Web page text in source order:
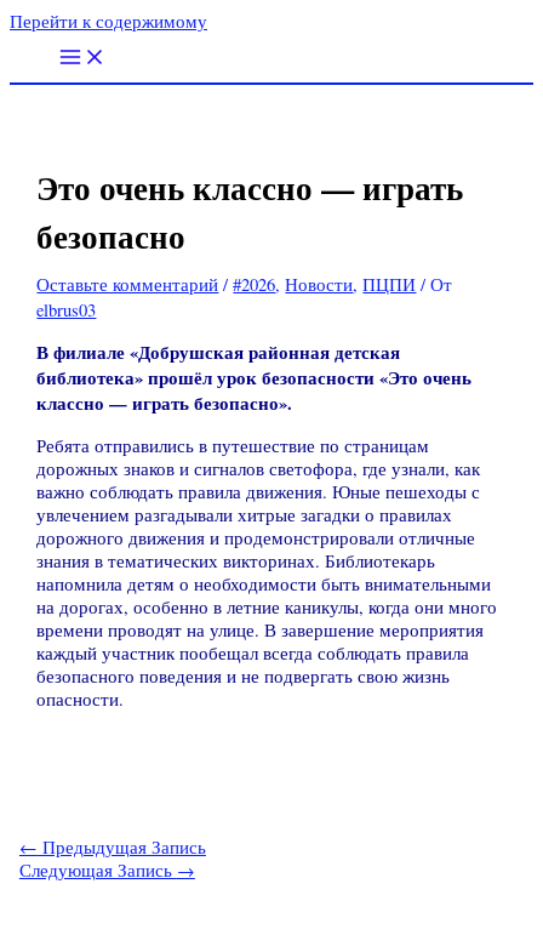
Перейти к содержимому
Это очень классно — играть
безопасно
Оставьте комментарий /#2026,Новости,ПЦПИ / От
elbrus03
В филиале «Добрушская районная детская
библиотека» прошёл урок безопасности «Это очень
классно — играть безопасно».
Ребята отправились в путешествие по страницам
дорожных знаков и сигналов светофора, где узнали, как
важно соблюдать правила движения. Юные пешеходы с
увлечением разгадывали хитрые загадки о правилах
дорожного движения и продемонстрировали отличные
знания в тематических викторинах. Библиотекарь
напомнила детям о необходимости быть внимательными
на дорогах, особенно в летние каникулы, когда они много
времени проводят на улице. В завершение мероприятия
каждый участник пообещал всегда соблюдать правила
безопасного поведения и не подвергать свою жизнь
опасности.
← Предыдущая Запись
Следующая Запись →